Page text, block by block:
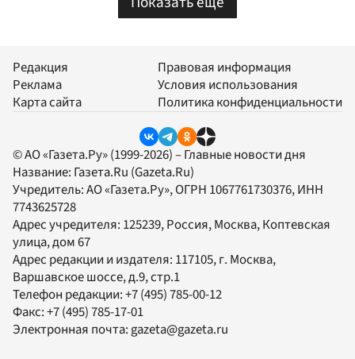
Редакция
Реклама
Карта сайта
Правовая информация
Условия использования
Политика конфиденциальности
© АО «Газета.Ру» (1999-2026) – Главные новости дня
Название: Газета.Ru (Gazeta.Ru)
Учредитель:АО «Газета.Ру», ОГРН 1067761730376, ИНН
7743625728
Адрес учредителя: 125239, Россия, Москва, Коптевская
улица, дом 67
Адрес редакции и издателя: 117105, г. Москва,
Варшавское шоссе, д.9, стр.1
Телефон редакции:+7 (495) 785-00-12
Факс:+7 (495) 785-17-01
Электронная почта:gazeta@gazeta.ru